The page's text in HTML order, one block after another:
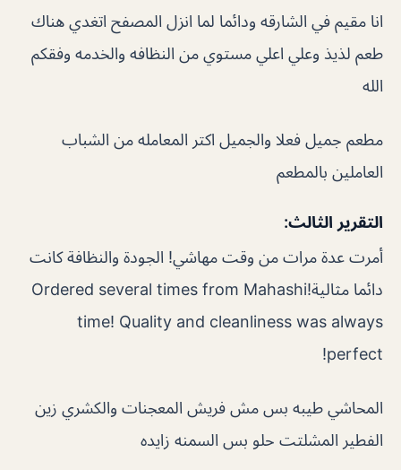
انا مقيم في الشارقه ودائما لما انزل المصفح اتغدي هناك
طعم لذيذ وعلي اعلي مستوي من النظافه والخدمه وفقكم
الله
مطعم جميل فعلا والجميل اكتر المعامله من الشباب
العاملين بالمطعم
التقرير الثالث:
أمرت عدة مرات من وقت مهاشي! الجودة والنظافة كانت
دائما مثالية!Ordered several times from Mahashi
time! Quality and cleanliness was always
perfect!
المحاشي طيبه بس مش فريش المعجنات والكشري زين
الفطير المشلتت حلو بس السمنه زايده